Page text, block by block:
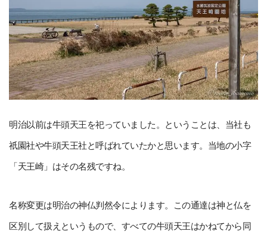
明治以前は牛頭天王を祀っていました。ということは、当社も
祇園社や牛頭天王社と呼ばれていたかと思います。当地の小字
「天王崎」はその名残ですね。
名称変更は明治の神仏判然令によります。この通達は神と仏を
区別して扱えというもので、すべての牛頭天王はかねてから同